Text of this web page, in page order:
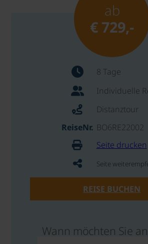
ab
€ 729,-
8 Tage
Individuelle
Distanztour
ReiseNr. BO6RE22002
Seite drucken
Seite
REISE BUCHEN
Wann möchten Sie